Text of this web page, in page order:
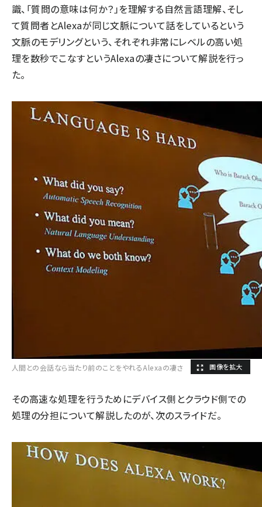
識、「質問の意味は何か？」を理解する自然言語理解、そし
て質問者とAlexaが同じ文脈について話をしているという
文脈のモデリングという、それぞれ非常にレベルの高い処
理を数秒でこなすというAlexaの凄さについて解説を行っ
た。
人間との会話なら当たり前のことをやれるAlexaの凄さ
その高速な処理を行うためにデバイス側とクラウド側での
処理の分担について解説したのが、次のスライドだ。